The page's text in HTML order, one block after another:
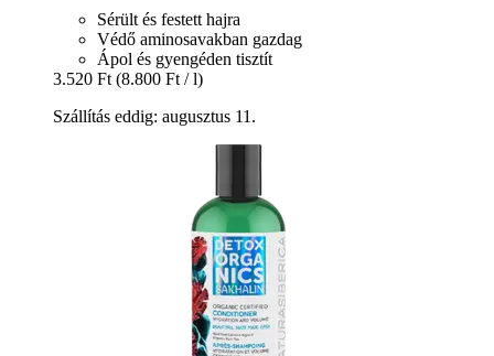
Sérült és festett hajra
Védő aminosavakban gazdag
Ápol és gyengéden tisztít
3.520 Ft (8.800 Ft / l)
Szállítás eddig: augusztus 11.